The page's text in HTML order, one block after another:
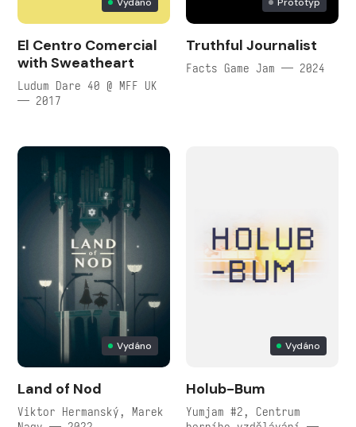
El Centro Comercial
with Sweatheart
Ludum Dare 40 @ MFF UK
— 2017
Truthful Journalist
Facts Game Jam — 2024
Vydáno
Land of Nod
Viktor Hermanský, Marek
Vydáno
Holub-Bum
Yumjam #2, Centrum